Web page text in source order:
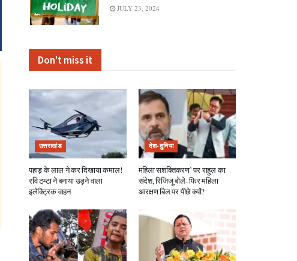
JULY 23, 2024
Don't miss it
उत्तराखंड
पहाड़ के लाल ने कर दिखाया कमाल!
रवि टम्टा ने बनाया उड़ने वाला
इलेक्ट्रिक वाहन
देश-दुनिया
महिला सशक्तिकरण’ पर राहुल का
संदेश, रिजिजू बोले- फिर महिला
आरक्षण बिल पर पीछे क्यों?